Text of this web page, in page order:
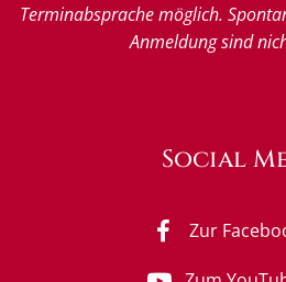
Terminabsprache möglich.
Anmeldung sind
Social
Zur